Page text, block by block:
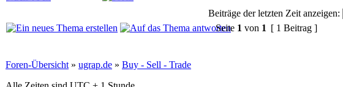
Beiträge der letzten Zeit anzeigen:
Seite 1 von 1 [ 1 Beitrag ]
Foren-Übersicht » ugrap.de » Buy - Sell - Trade